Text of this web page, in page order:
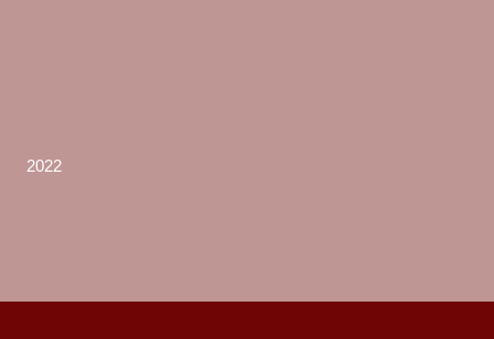
2022